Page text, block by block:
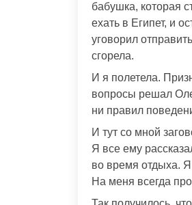
бабушка, которая
ехать в Египет, и
уговорил
сгорела.
И я полетела.
вопросы решал
ни правил
И тут со мной
Я все ему
во время отдыха.
На меня всегда